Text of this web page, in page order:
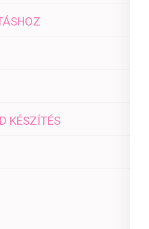
KÉSZÍTÉS